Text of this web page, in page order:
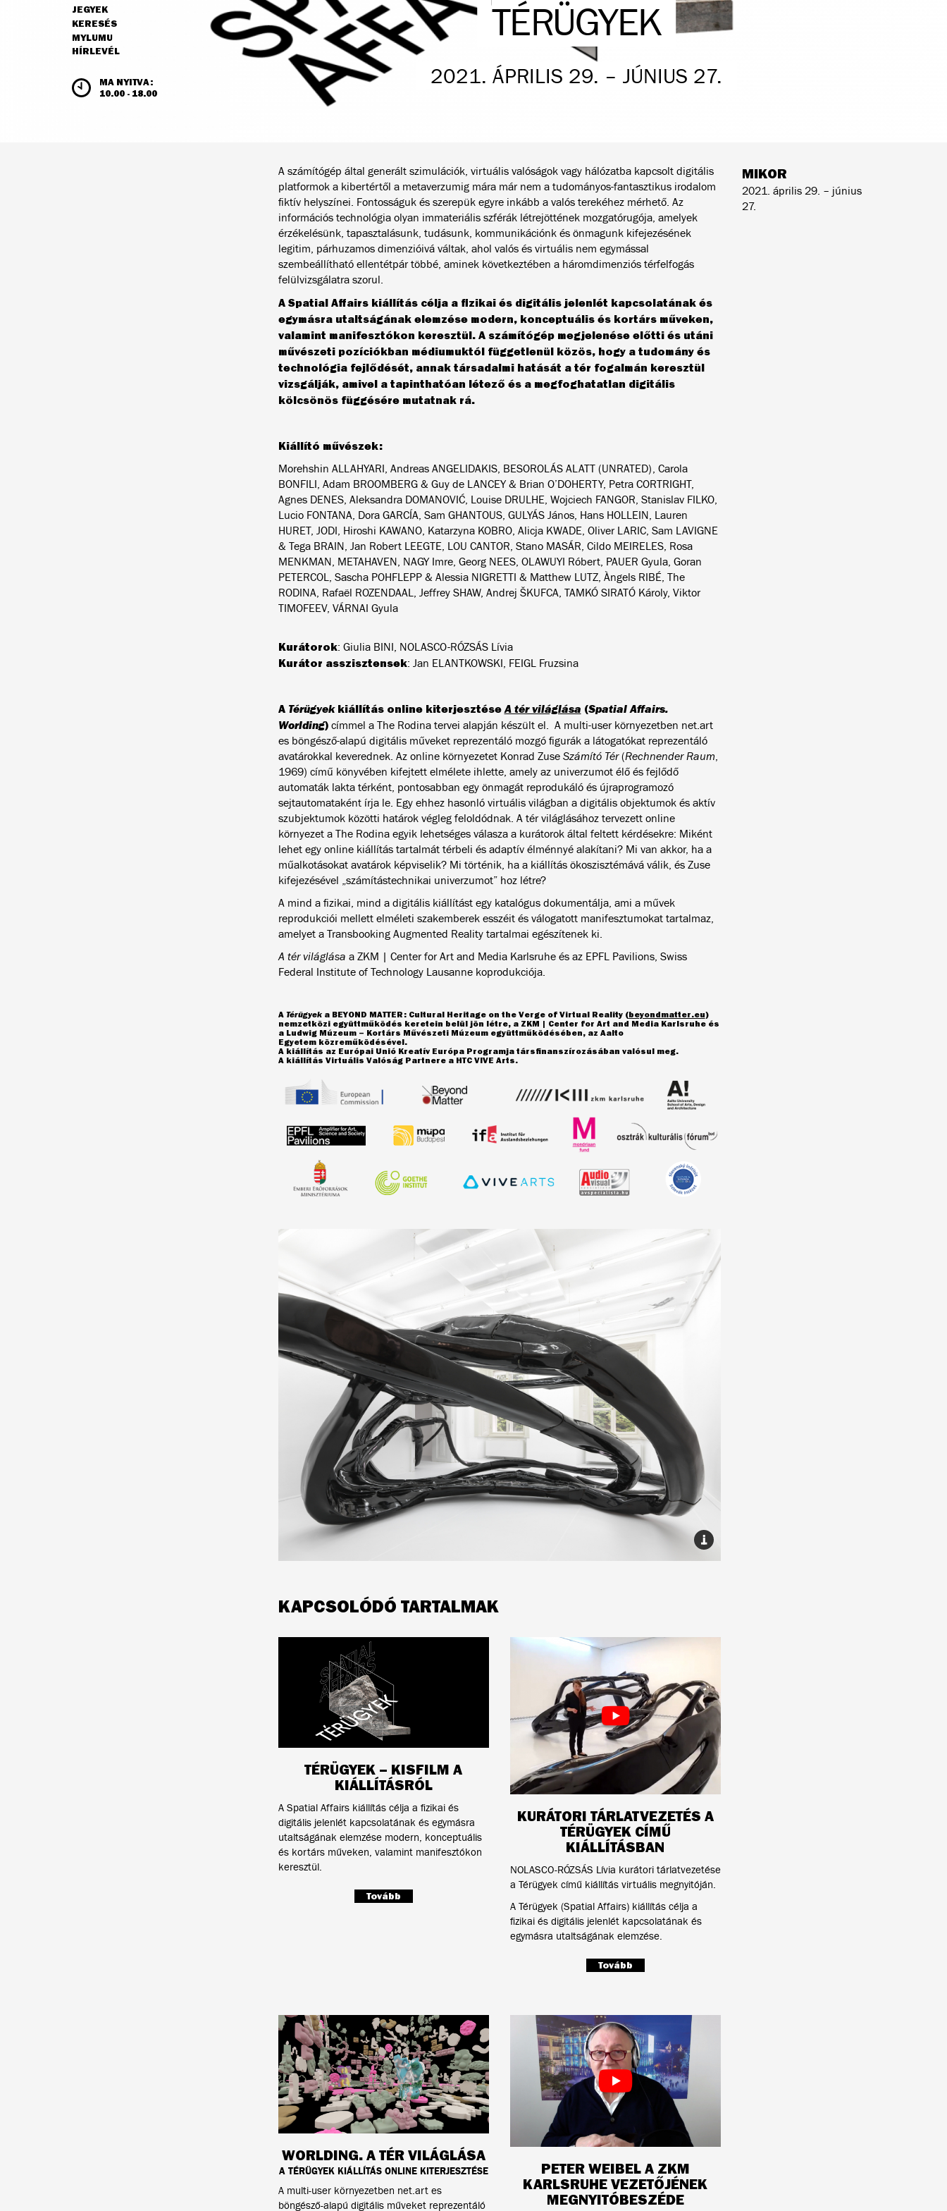
NAVIGÁCIÓ
JEGYEK
KERESÉS
MYLUMU
HÍRLEVÉL
MA NYITVA:
10.00 - 18.00
NYITVATARTÁS ÉS JEGYÁRAK
TÉRÜGYEK
2021. ÁPRILIS 29. – JÚNIUS 27.
MIKOR
2021. április 29. – június
27.
A számítógép által generált szimulációk, virtuális valóságok vagy hálózatba kapcsolt digitális
platformok a kibertértől a metaverzumig mára már nem a tudományos-fantasztikus irodalom
fiktív helyszínei. Fontosságuk és szerepük egyre inkább a valós terekéhez mérhető. Az
információs technológia olyan immateriális szférák létrejöttének mozgatórugója, amelyek
érzékelésünk, tapasztalásunk, tudásunk, kommunikációnk és önmagunk kifejezésének
legitim, párhuzamos dimenzióivá váltak, ahol valós és virtuális nem egymással
szembeállítható ellentétpár többé, aminek következtében a háromdimenziós térfelfogás
felülvizsgálatra szorul.
A Spatial Affairs kiállítás célja a fizikai és digitális jelenlét kapcsolatának és
egymásra utaltságának elemzése modern, konceptuális és kortárs műveken,
valamint manifesztókon keresztül. A számítógép megjelenése előtti és utáni
művészeti pozíciókban médiumuktól függetlenül közös, hogy a tudomány és
technológia fejlődését, annak társadalmi hatását a tér fogalmán keresztül
vizsgálják, amivel a tapinthatóan létező és a megfoghatatlan digitális
kölcsönös függésére mutatnak rá.
Kiállító művészek:
Morehshin ALLAHYARI, Andreas ANGELIDAKIS, BESOROLÁS ALATT (UNRATED), Carola
BONFILI, Adam BROOMBERG & Guy de LANCEY & Brian O’DOHERTY, Petra CORTRIGHT,
Agnes DENES, Aleksandra DOMANOVIĆ, Louise DRULHE, Wojciech FANGOR, Stanislav FILKO,
Lucio FONTANA, Dora GARCÍA, Sam GHANTOUS, GULYÁS János, Hans HOLLEIN, Lauren
HURET, JODI, Hiroshi KAWANO, Katarzyna KOBRO, Alicja KWADE, Oliver LARIC, Sam LAVIGNE
& Tega BRAIN, Jan Robert LEEGTE, LOU CANTOR, Stano MASÁR, Cildo MEIRELES, Rosa
MENKMAN, METAHAVEN, NAGY Imre, Georg NEES, OLAWUYI Róbert, PAUER Gyula, Goran
PETERCOL, Sascha POHFLEPP & Alessia NIGRETTI & Matthew LUTZ, Àngels RIBÉ, The
RODINA, Rafaël ROZENDAAL, Jeffrey SHAW, Andrej ŠKUFCA, TAMKÓ SIRATÓ Károly, Viktor
TIMOFEEV, VÁRNAI Gyula
Kurátorok: Giulia BINI, NOLASCO-RÓZSÁS Lívia
Kurátor asszisztensek: Jan ELANTKOWSKI, FEIGL Fruzsina
A Térügyekkiállítás online kiterjesztéseA tér világlása (Spatial Affairs.
Worlding)címmel a The Rodina tervei alapján készült el. A multi-user környezetben net.art
es böngésző-alapú digitális műveket reprezentáló mozgó figurák a látogatókat reprezentáló
avatárokkal keverednek. Az online környezetet Konrad Zuse Számító Tér(Rechnender Raum,
1969) című könyvében kifejtett elmélete ihlette, amely az univerzumot élő és fejlődő
automaták lakta térként, pontosabban egy önmagát reprodukáló és újraprogramozó
sejtautomataként írja le. Egy ehhez hasonló virtuális világban a digitális objektumok és aktív
szubjektumok közötti határok végleg feloldódnak. A tér világlásához tervezett online
környezet a The Rodina egyik lehetséges válasza a kurátorok által feltett kérdésekre: Miként
lehet egy online kiállítás tartalmát térbeli és adaptív élménnyé alakítani? Mi van akkor, ha a
műalkotásokat avatárok képviselik? Mi történik, ha a kiállítás ökoszisztémává válik, és Zuse
kifejezésével „számítástechnikai univerzumot” hoz létre?
A mind a fizikai, mind a digitális kiállítást egy katalógus dokumentálja, ami a művek
reprodukciói mellett elméleti szakemberek esszéit és válogatott manifesztumokat tartalmaz,
amelyet a Transbooking Augmented Reality tartalmai egészítenek ki.
A tér világlása a ZKM | Center for Art and Media Karlsruhe és az EPFL Pavilions, Swiss
Federal Institute of Technology Lausanne koprodukciója.
A Térügyeka BEYOND MATTER: Cultural Heritage on the Verge of Virtual Reality (beyondmatter.eu)
nemzetközi együttműködés keretein belül jön létre, a ZKM | Center for Art and Media Karlsruhe és
a Ludwig Múzeum – Kortárs Művészeti Múzeum együttműködésében, az Aalto
Egyetem közreműködésével.
A kiállítás az Európai Unió Kreatív Európa Programja társfinanszírozásában valósul meg.
A kiállítás Virtuális Valóság Partnere a HTC VIVE Arts.
KAPCSOLÓDÓ TARTALMAK
TÉRÜGYEK – KISFILM A
KIÁLLÍTÁSRÓL
A Spatial Affairs kiállítás célja a fizikai és
digitális jelenlét kapcsolatának és egymásra
utaltságának elemzése modern, konceptuális
és kortárs műveken, valamint manifesztókon
keresztül.
Tovább
KURÁTORI TÁRLATVEZETÉS A
TÉRÜGYEK CÍMŰ
KIÁLLÍTÁSBAN
NOLASCO-RÓZSÁS Lívia kurátori tárlatvezetése
a Térügyek című kiállítás virtuális megnyitóján.
A Térügyek (Spatial Affairs) kiállítás célja a
fizikai és digitális jelenlét kapcsolatának és
egymásra utaltságának elemzése.
Tovább
WORLDING. A TÉR VILÁGLÁSA
A TÉRÜGYEK KIÁLLÍTÁS ONLINE KITERJESZTÉSE
A multi-user környezetben net.art es
böngésző-alapú digitális műveket reprezentáló
PETER WEIBEL A ZKM
KARLSRUHE VEZETŐJÉNEK
MEGNYITÓBESZÉDE